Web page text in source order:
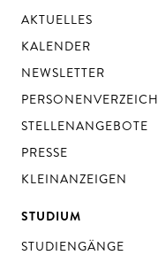
AKTUELLES
KALENDER
NEWSLETTER
STELLENANGEBOTE
PRESSE
KLEINANZEIGEN
STUDIUM
STUDIENGÄNGE